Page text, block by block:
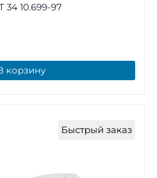
34 10.699-97
корзину
Быстрый заказ